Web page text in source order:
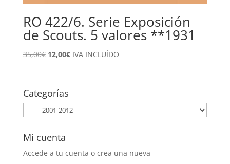
RO 422/6. Serie Exposición
de Scouts. 5 valores **1931
35,00€ El
era:
35,00€.
12,00€El
12,00€.
IVA INCLUÍDO
Categorías
Mi cuenta
Accede a tu cuenta o crea una nueva